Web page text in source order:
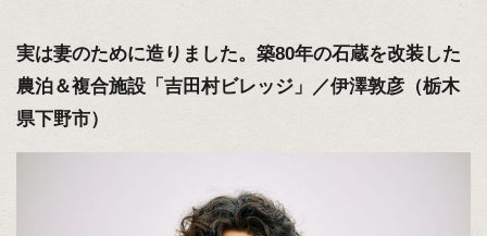
実は妻のために造りました。築80年の石蔵を改装した
農泊＆複合施設「吉田村ビレッジ」／伊澤敦彦（栃木
県下野市）